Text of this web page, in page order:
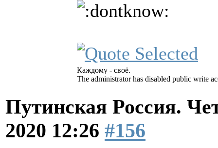
Каждому - своё.
The administrator has disabled public write
Путинская Россия.
2020 12:26 #156